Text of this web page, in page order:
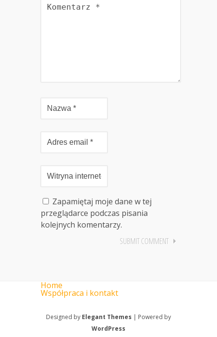
Zapamiętaj moje dane w tej
przeglądarce podczas pisania
kolejnych komentarzy.
Home
Współpraca i kontakt
Designed by Elegant Themes | Powered by
WordPress